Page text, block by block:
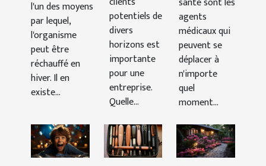
l'un des moyens
par lequel,
l'organisme
peut être
réchauffé en
hiver. Il en
existe...
potentiels de
divers
horizons est
importante
pour une
entreprise.
Quelle...
agents
médicaux qui
peuvent se
déplacer à
n'importe
quel
moment...